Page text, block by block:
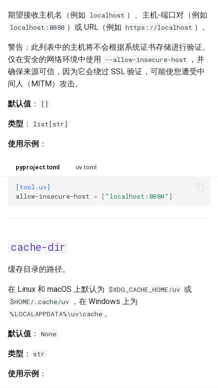
uv workspace
uv self
uv shell
uv help
http-proxy
index
index-strategy
index-url
keyring-provider
no-binary
no-build
no-build-isolation
no-build-isolation-package
no-index
期望接收主机名（例如 localhost ）、主机-端口对（例如
localhost:8080 ）或 URL（例如 https://localhost ）。
警告：此列表中的主机将不会根据系统证书存储进行验证。
仅在安全的网络环境中使用 --allow-insecure-host
，并
确保来源可信，因为它会绕过 SSL 验证，可能使您遭受中
间人（MITM）攻击。
默认值 ： []
类型 ： list[str]
使用示例 ：
pyproject.toml uv.toml
[tool.uv]
allow-insecure-host = [ "localhost:8080" ]
cache-dir
缓存目录的路径。
在 Linux 和 macOS 上默认为 $XDG_CACHE_HOME/uv 或
$HOME/.cache/uv ，在 Windows 上为
%LOCALAPPDATA%\uv\cache 。
默认值 ： None
类型 ： str
使用示例 ：